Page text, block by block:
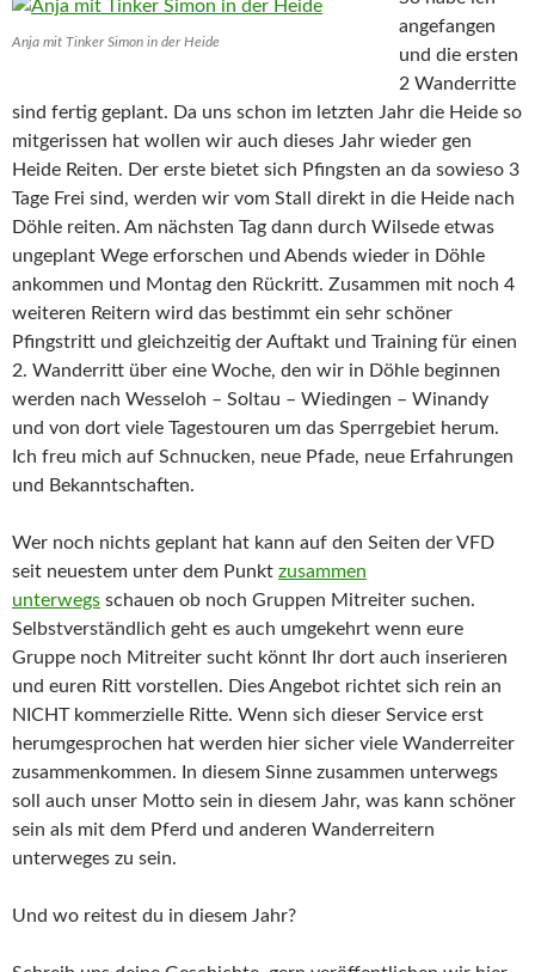
Anja mit Tinker Simon in der Heide
angefangen
und die ersten
2 Wanderritte
sind fertig geplant. Da uns schon im letzten Jahr die Heide so
mitgerissen hat wollen wir auch dieses Jahr wieder gen
Heide Reiten. Der erste bietet sich Pfingsten an da sowieso 3
Tage Frei sind, werden wir vom Stall direkt in die Heide nach
Döhle reiten. Am nächsten Tag dann durch Wilsede etwas
ungeplant Wege erforschen und Abends wieder in Döhle
ankommen und Montag den Rückritt. Zusammen mit noch 4
weiteren Reitern wird das bestimmt ein sehr schöner
Pfingstritt und gleichzeitig der Auftakt und Training für einen
2. Wanderritt über eine Woche, den wir in Döhle beginnen
werden nach Wesseloh – Soltau – Wiedingen – Winandy
und von dort viele Tagestouren um das Sperrgebiet herum.
Ich freu mich auf Schnucken, neue Pfade, neue Erfahrungen
und Bekanntschaften.
Wer noch nichts geplant hat kann auf den Seiten der VFD
seit neuestem unter dem Punkt zusammen
unterwegs schauen ob noch Gruppen Mitreiter suchen.
Selbstverständlich geht es auch umgekehrt wenn eure
Gruppe noch Mitreiter sucht könnt Ihr dort auch inserieren
und euren Ritt vorstellen. Dies Angebot richtet sich rein an
NICHT kommerzielle Ritte. Wenn sich dieser Service erst
herumgesprochen hat werden hier sicher viele Wanderreiter
zusammenkommen. In diesem Sinne zusammen unterwegs
soll auch unser Motto sein in diesem Jahr, was kann schöner
sein als mit dem Pferd und anderen Wanderreitern
unterweges zu sein.
Und wo reitest du in diesem Jahr?